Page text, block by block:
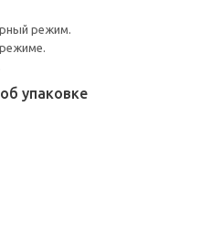
режим.
упаковке